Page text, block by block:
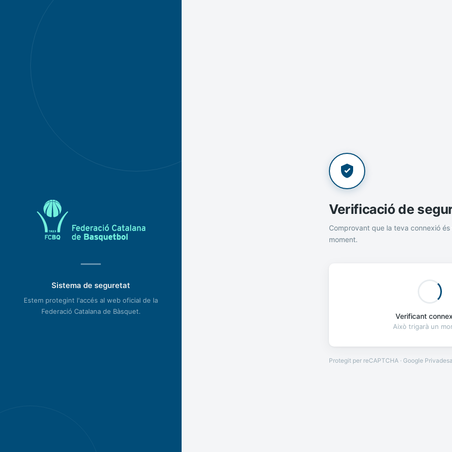
Sistema de seguretat
Estem protegint l'accés al web oficial de la
Federació Catalana de Bàsquet.
Verificació de
Comprovant que la teva connexió és
moment.
Verificant
Això trigarà un
Protegit per reCAPTCHA · Google Privadesa